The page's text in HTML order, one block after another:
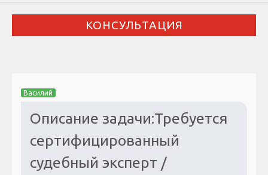
КОНСУЛЬТАЦИЯ
Василий
Описание задачи:Требуется
сертифицированный
судебный эксперт /